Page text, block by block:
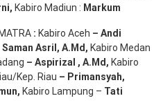
, Kabiro Madiun : Markum
: Kabiro Aceh – Andi
Saman Asril , A.Md, Kabiro Medan
– Aspirizal , A.Md, Kabiro
Kep. Riau – Primansyah,
, Kabiro Lampung – Tati